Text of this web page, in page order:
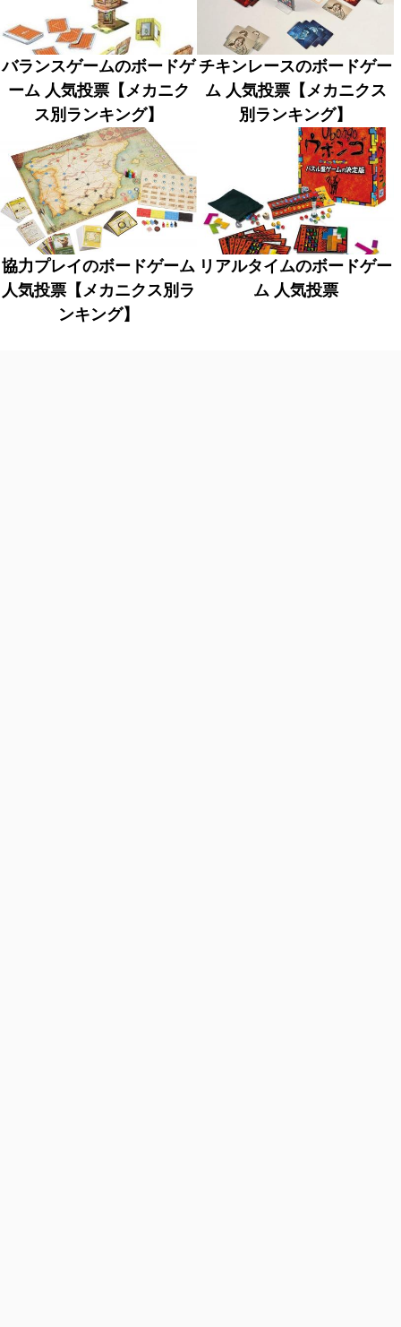
バランスゲームのボードゲ
ーム 人気投票【メカニク
ス別ランキング】
チキンレースのボードゲー
ム 人気投票【メカニクス
別ランキング】
協力プレイのボードゲーム
人気投票【メカニクス別ラ
ンキング】
リアルタイムのボードゲー
ム 人気投票